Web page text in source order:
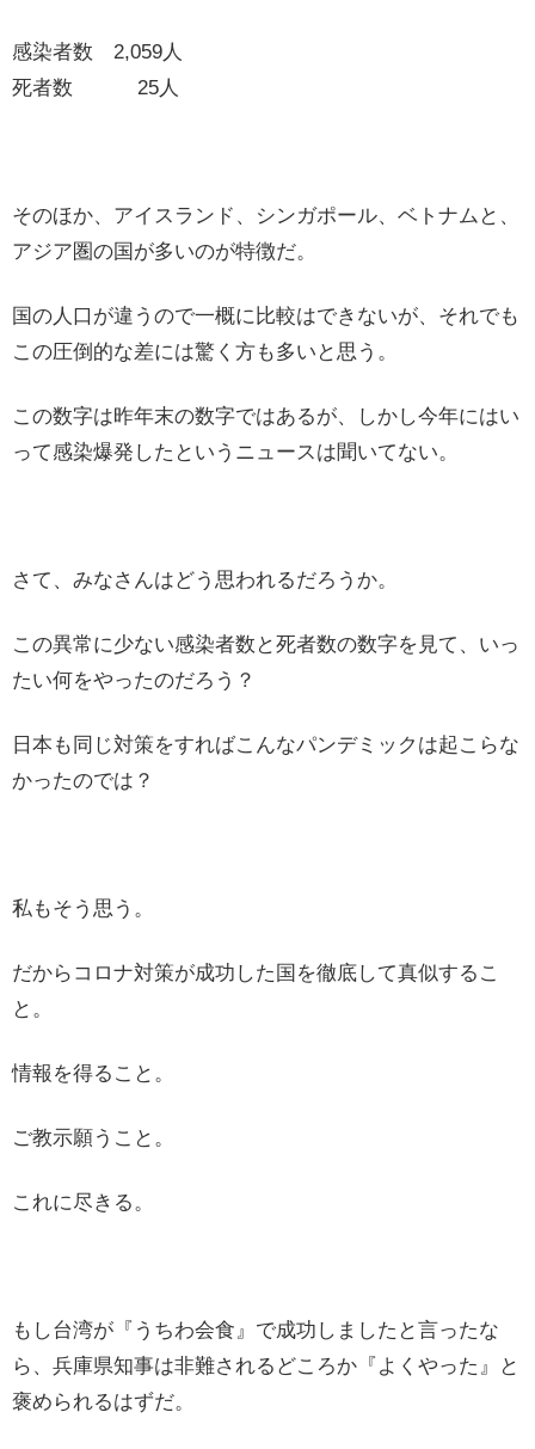
感染者数 2,059人
死者数 25人
そのほか、アイスランド、シンガポール、ベトナムと、
アジア圏の国が多いのが特徴だ。
国の人口が違うので一概に比較はできないが、それでも
この圧倒的な差には驚く方も多いと思う。
この数字は昨年末の数字ではあるが、しかし今年にはい
って感染爆発したというニュースは聞いてない。
さて、みなさんはどう思われるだろうか。
この異常に少ない感染者数と死者数の数字を見て、いっ
たい何をやったのだろう？
日本も同じ対策をすればこんなパンデミックは起こらな
かったのでは？
私もそう思う。
だからコロナ対策が成功した国を徹底して真似するこ
と。
情報を得ること。
ご教示願うこと。
これに尽きる。
もし台湾が『うちわ会食』で成功しましたと言ったな
ら、兵庫県知事は非難されるどころか『よくやった』と
褒められるはずだ。